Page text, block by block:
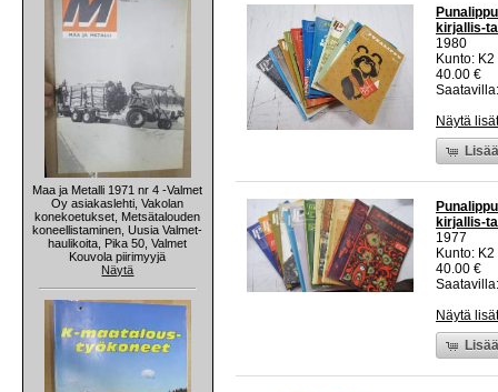
Maa ja Metalli 1971 nr 4 -Valmet
Oy asiakaslehti, Vakolan
konekoetukset, Metsätalouden
koneellistaminen, Uusia Valmet-
haulikoita, Pika 50, Valmet
Kouvola piirimyyjä
Näytä
kirjallis-
1980
Kunto:
40.00 €
Näytä
kirjallis-
1977
Kunto:
40.00 €
Näytä